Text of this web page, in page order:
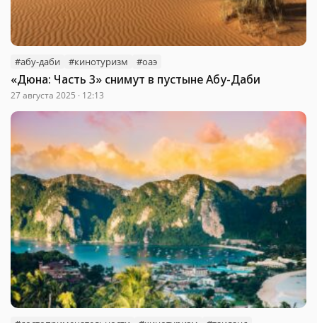
#абу-даби #кинотуризм #оаэ
«Дюна: Часть 3» снимут в пустыне Абу-Даби
27 августа 2025 · 12:13